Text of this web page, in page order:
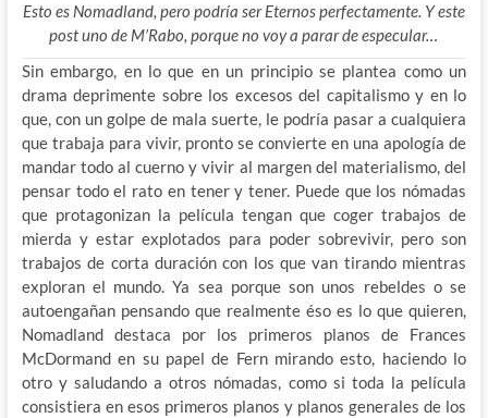
Esto es Nomadland, pero podría ser Eternos perfectamente. Y este
post uno de M’Rabo, porque no voy a parar de especular…
Sin embargo, en lo que en un principio se plantea como un
drama deprimente sobre los excesos del capitalismo y en lo
que, con un golpe de mala suerte, le podría pasar a cualquiera
que trabaja para vivir, pronto se convierte en una apología de
mandar todo al cuerno y vivir al margen del materialismo, del
pensar todo el rato en tener y tener. Puede que los nómadas
que protagonizan la película tengan que coger trabajos de
mierda y estar explotados para poder sobrevivir, pero son
trabajos de corta duración con los que van tirando mientras
exploran el mundo. Ya sea porque son unos rebeldes o se
autoengañan pensando que realmente éso es lo que quieren,
Nomadland destaca por los primeros planos de Frances
McDormand en su papel de Fern mirando esto, haciendo lo
otro y saludando a otros nómadas, como si toda la película
consistiera en esos primeros planos y planos generales de los